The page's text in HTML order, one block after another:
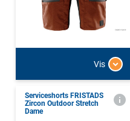
Vis
Serviceshorts FRISTADS
Zircon Outdoor Stretch
Dame